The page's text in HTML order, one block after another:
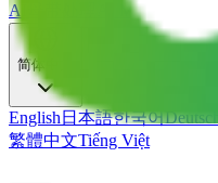
AI母带处理 AI MIDI编辑器
简体中文
English 日本語한국어Deutsch
繁體中文Tiếng Việt